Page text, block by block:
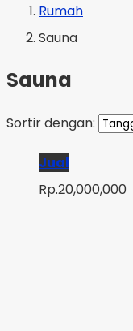
Rumah
Sauna
Sauna
Sortir dengan:
Jual
Rp.20,000,000